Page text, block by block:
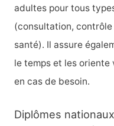
e
r
:
adultes pour tous
(consultation,
santé). Il assure
le temps et les
en cas de besoin.
Diplômes